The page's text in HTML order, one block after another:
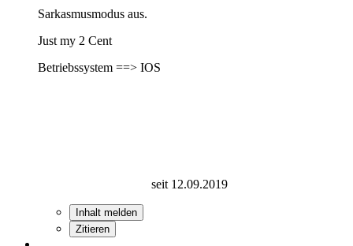
Sarkasmusmodus aus.
Just my 2 Cent
Betriebssystem ==> IOS
seit 12.09.2019
Inhalt melden
Zitieren